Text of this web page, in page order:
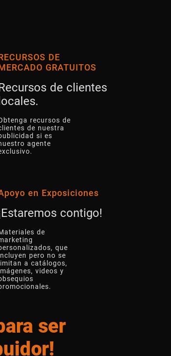
DE
GRATUITOS
de clientes
locales.
recursos de
de nuestra
si es
agente
en Exposiciones
contigo!
de
que
pero no se
limitan a catálogos,
videos y
ser